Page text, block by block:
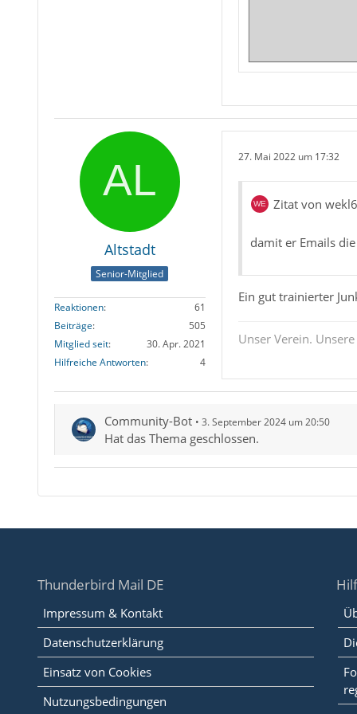
Altstadt
Senior-Mitglied
Reaktionen
61
Beiträge
505
Mitglied seit
30. Apr. 2021
Hilfreiche Antworten
4
27. Mai 2022 um 17:32
Zitat von
damit er Emails
Ein gut trainierter
Unser Verein.
Community-Bot 3. September 2024 um 20:50
Hat das Thema geschlossen.
Thunderbird Mail DE
Impressum & Kontakt
Datenschutzerklärung
Einsatz von Cookies
Nutzungsbedingungen